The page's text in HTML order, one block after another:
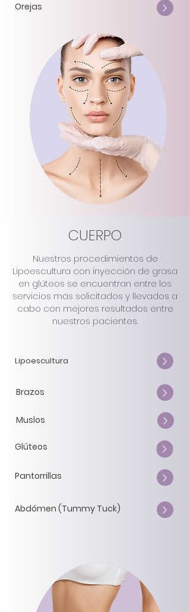
Orejas
CUERPO
Nuestros procedimientos de
Lipoescultura con inyección de grasa
en glúteos se encuentran entre los
servicios más solicitados y llevados a
cabo con mejores resultados entre
nuestros pacientes.
Lipoescultura
Brazos
Muslos
Glúteos
Pantorrillas
Abdómen (Tummy Tuck)